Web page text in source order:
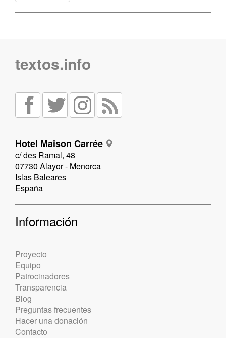
textos.info
Hotel Maison Carrée
c/ des Ramal, 48
07730 Alayor - Menorca
Islas Baleares
España
Información
Proyecto
Equipo
Patrocinadores
Transparencia
Blog
Preguntas frecuentes
Hacer una donación
Contacto